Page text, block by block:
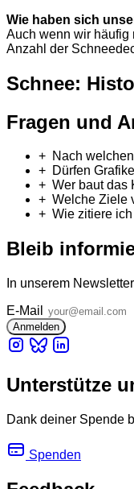
Wie haben sich
Auch wenn wir häufig
Anzahl der
Schnee:
Fragen und
Nach
Dürfen
Wer baut das
Welche Ziele
Wie zitiere
Bleib
In unserem
E-Mail
Unterstütze
Dank deiner Spende
Spenden